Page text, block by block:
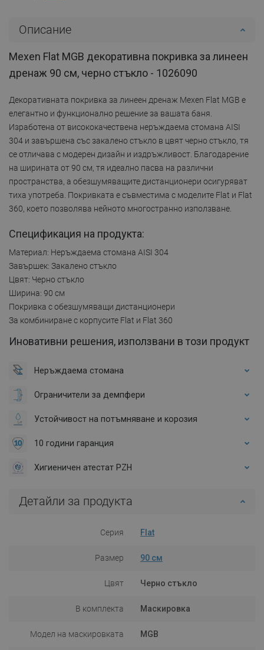
Описание
Mexen Flat MGB декоративна покривка за линеен
дренаж 90 см, черно стъкло - 1026090
Декоративната покривка за линеен дренаж Mexen Flat MGB е
елегантно и функционално решение за вашата баня.
Изработена от висококачествена неръждаема стомана AISI
304 и завършена със закалено стъкло в цвят черно стъкло, тя
се отличава с модерен дизайн и издръжливост. Благодарение
на ширината от 90 см, тя идеално пасва на различни
пространства, а обезшумяващите дистанционери осигуряват
тиха употреба. Покривката е съвместима с моделите Flat и Flat
360, което позволява нейното многостранно използване.
Спецификация на продукта:
Материал: Неръждаема стомана AISI 304
Завършек: Закалено стъкло
Цвят: Черно стъкло
Ширина: 90 см
Покривка с обезшумяващи дистанционери
За комбиниране с корпусите Flat и Flat 360
Иновативни решения, използвани в този продукт
Неръждаема стомана
Ограничители за демпфери
Устойчивост на потъмняване и корозия
10 години гаранция
Хигиеничен атестат PZH
Детайли за продукта
Серия Flat
Размер 90 см
Цвят Черно стъкло
В комплекта Маскировка
Модел на маскировката MGB